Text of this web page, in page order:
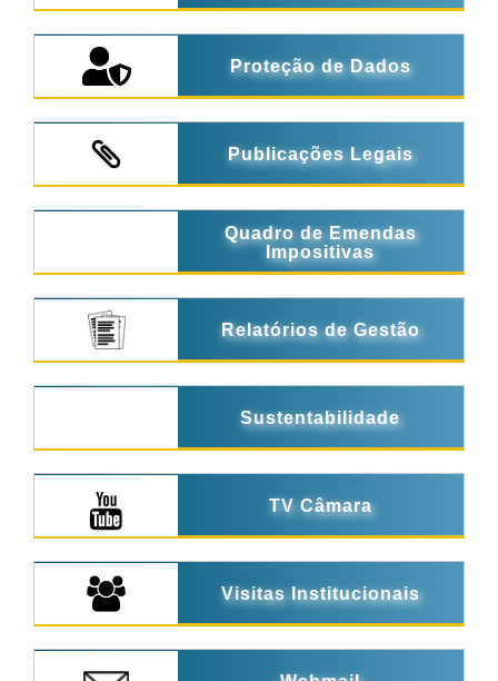
Proteção de Dados
Publicações Legais
Quadro de Emendas
Impositivas
Relatórios de Gestão
Sustentabilidade
TV Câmara
Visitas Institucionais